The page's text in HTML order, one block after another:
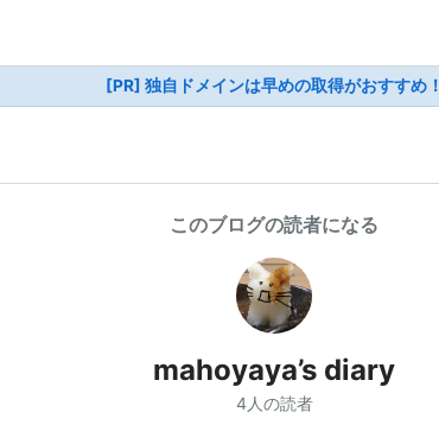
[PR] 独自ドメインは早めの取得がおすすめ！
このブログの読者になる
mahoyaya’s diary
4人の読者